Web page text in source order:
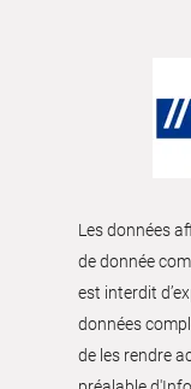
Les données
de donnée
est interdit
données
de les rendre